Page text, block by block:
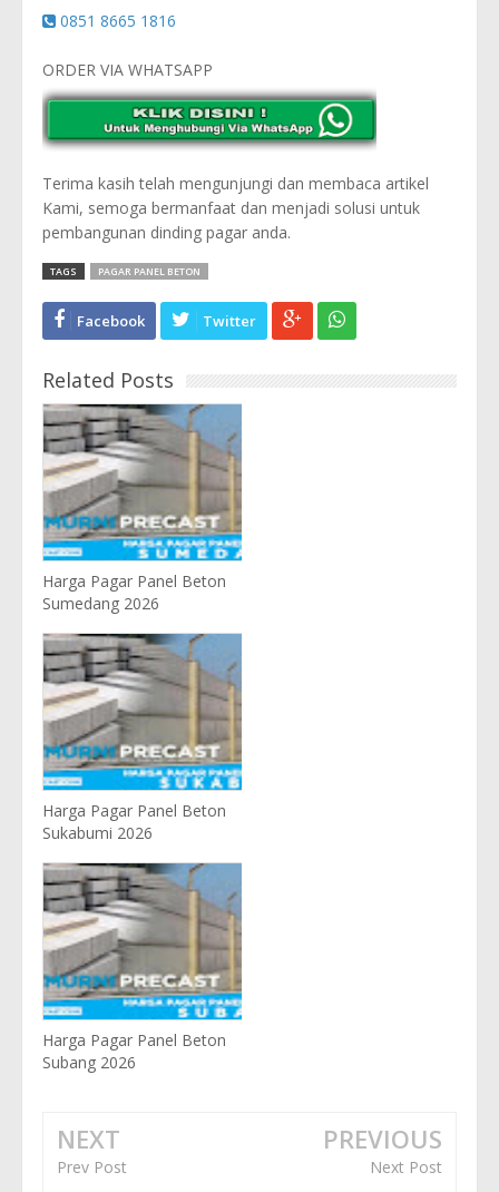
0851 8665 1816
ORDER VIA WHATSAPP
Terima kasih telah mengunjungi dan membaca artikel
Kami, semoga bermanfaat dan menjadi solusi untuk
pembangunan dinding pagar anda.
TAGS PAGAR PANEL BETON
Facebook Twitter
Related Posts
Harga Pagar Panel Beton
Sumedang 2026
Harga Pagar Panel Beton
Sukabumi 2026
Harga Pagar Panel Beton
Subang 2026
NEXT
Prev Post
PREVIOUS
Next Post